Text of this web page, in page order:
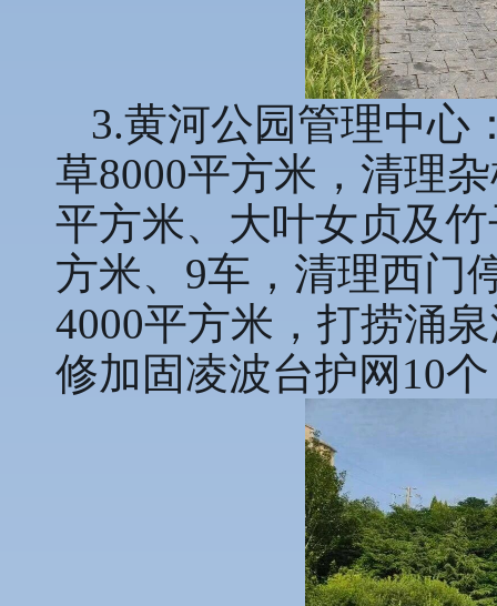
3.黄河公园管理中心
草8000平方米，清理
平方米、大叶女贞及
方米、9车，清理西门
4000平方米，打捞涌
修加固凌波台护网10